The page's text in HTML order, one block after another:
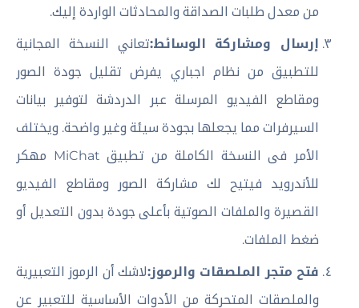
من معدل طلبات الصداقة والمحادثات الواردة إليك.
إرسال ومشاركة الوسائط:تعاني النسخة المجانية
للتطبيق من نظام اجباري يفرض تقليل جودة الصور
ومقاطع الفيديو المرسلة عبر الدردشة لتوفير بيانات
السيرفرات مما يجعلها بجودة سيئة وغير واضحة. ويختلف
الأمر فى النسخة الكاملة من تطبيق MiChat مهكر
للأندرويد فيتيح لك مشاركة الصور ومقاطع الفيديو
القصيرة والملفات الصوتية بأعلى جودة بدون التعديل أو
ضغط الملفات.
فتح متجر الملصقات والرموز:لاشك أن الرموز التعبيرية
والملصقات المتحركة من الأدوات الأساسية للتعبير عن